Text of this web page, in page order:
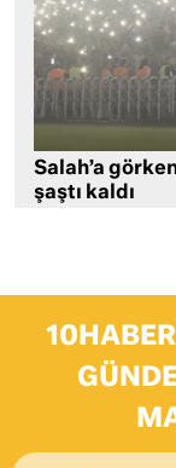
Salah’a
şaştı kaldı